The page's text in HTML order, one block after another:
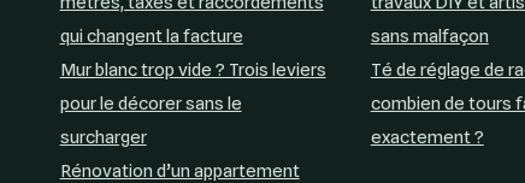
qui changent la facture
Mur blanc trop vide ? Trois leviers
pour le décorer sans le
surcharger
Rénovation d’un appartement
sans malfaçon
Té de réglage de
combien de tours
exactement ?